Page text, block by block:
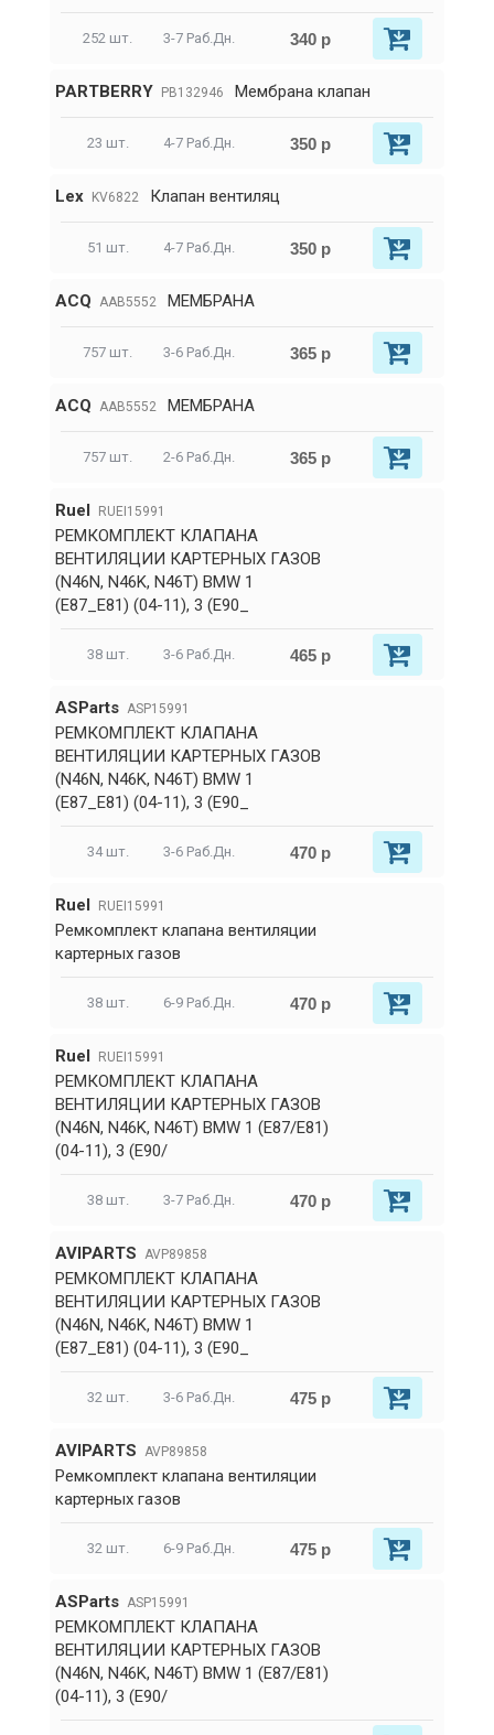
252 шт. 3-7 Раб.Дн. 340 р
PARTBERRY PB132946 Мембрана клапан
23 шт. 4-7 Раб.Дн. 350 р
Lex KV6822 Клапан вентиляц
51 шт. 4-7 Раб.Дн. 350 р
ACQ AAB5552 МЕМБРАНА
757 шт. 3-6 Раб.Дн. 365 р
ACQ AAB5552 МЕМБРАНА
757 шт. 2-6 Раб.Дн. 365 р
RueI RUEI15991
РЕМКОМПЛЕКТ КЛАПАНА
ВЕНТИЛЯЦИИ КАРТЕРНЫХ ГАЗОВ
(N46N, N46K, N46T) BMW 1
(E87_E81) (04-11), 3 (E90_
38 шт. 3-6 Раб.Дн. 465 р
ASParts ASP15991
РЕМКОМПЛЕКТ КЛАПАНА
ВЕНТИЛЯЦИИ КАРТЕРНЫХ ГАЗОВ
(N46N, N46K, N46T) BMW 1
(E87_E81) (04-11), 3 (E90_
34 шт. 3-6 Раб.Дн. 470 р
RueI RUEI15991
Ремкомплект клапана вентиляции
картерных газов
38 шт. 6-9 Раб.Дн. 470 р
RueI RUEI15991
РЕМКОМПЛЕКТ КЛАПАНА
ВЕНТИЛЯЦИИ КАРТЕРНЫХ ГАЗОВ
(N46N, N46K, N46T) BMW 1 (E87/E81)
(04-11), 3 (E90/
38 шт. 3-7 Раб.Дн. 470 р
AVIPARTS AVP89858
РЕМКОМПЛЕКТ КЛАПАНА
ВЕНТИЛЯЦИИ КАРТЕРНЫХ ГАЗОВ
(N46N, N46K, N46T) BMW 1
(E87_E81) (04-11), 3 (E90_
32 шт. 3-6 Раб.Дн. 475 р
AVIPARTS AVP89858
Ремкомплект клапана вентиляции
картерных газов
32 шт. 6-9 Раб.Дн. 475 р
ASParts ASP15991
РЕМКОМПЛЕКТ КЛАПАНА
ВЕНТИЛЯЦИИ КАРТЕРНЫХ ГАЗОВ
(N46N, N46K, N46T) BMW 1 (E87/E81)
(04-11), 3 (E90/